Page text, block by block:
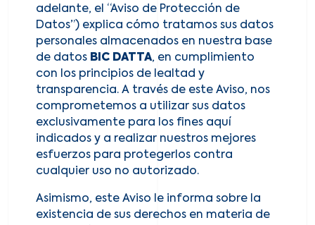
adelante, el “Aviso de Protección de
Datos”) explica cómo tratamos sus datos
personales almacenados en nuestra base
de datos BIC DATTA, en cumplimiento
con los principios de lealtad y
transparencia. A través de este Aviso, nos
comprometemos a utilizar sus datos
exclusivamente para los fines aquí
indicados y a realizar nuestros mejores
esfuerzos para protegerlos contra
cualquier uso no autorizado.
Asimismo, este Aviso le informa sobre la
existencia de sus derechos en materia de